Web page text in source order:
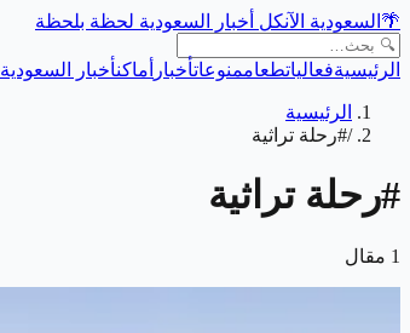
🌴 السعودية الآنكل أخبار السعودية لحظة بلحظة
الرئيسيةفعالياتطعاممنوعاتأخبار أماكنأخبار السعودية
الرئيسية
/#رحلة تراثية
#رحلة تراثية
1 مقال